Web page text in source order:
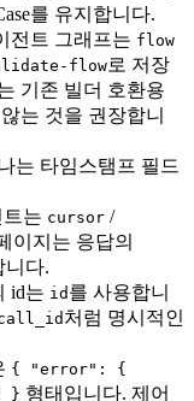
를 유지합니다.
전트 그래프는 flow
flow로 저장
기존 빌더 호환용
는 것을 권장합니
는 타임스탬프 필드
는 cursor /
이지는 응답의
니다.
id는 id 를 사용합니
처럼 명시적인
{ "error": {
} 형태입니다. 제어